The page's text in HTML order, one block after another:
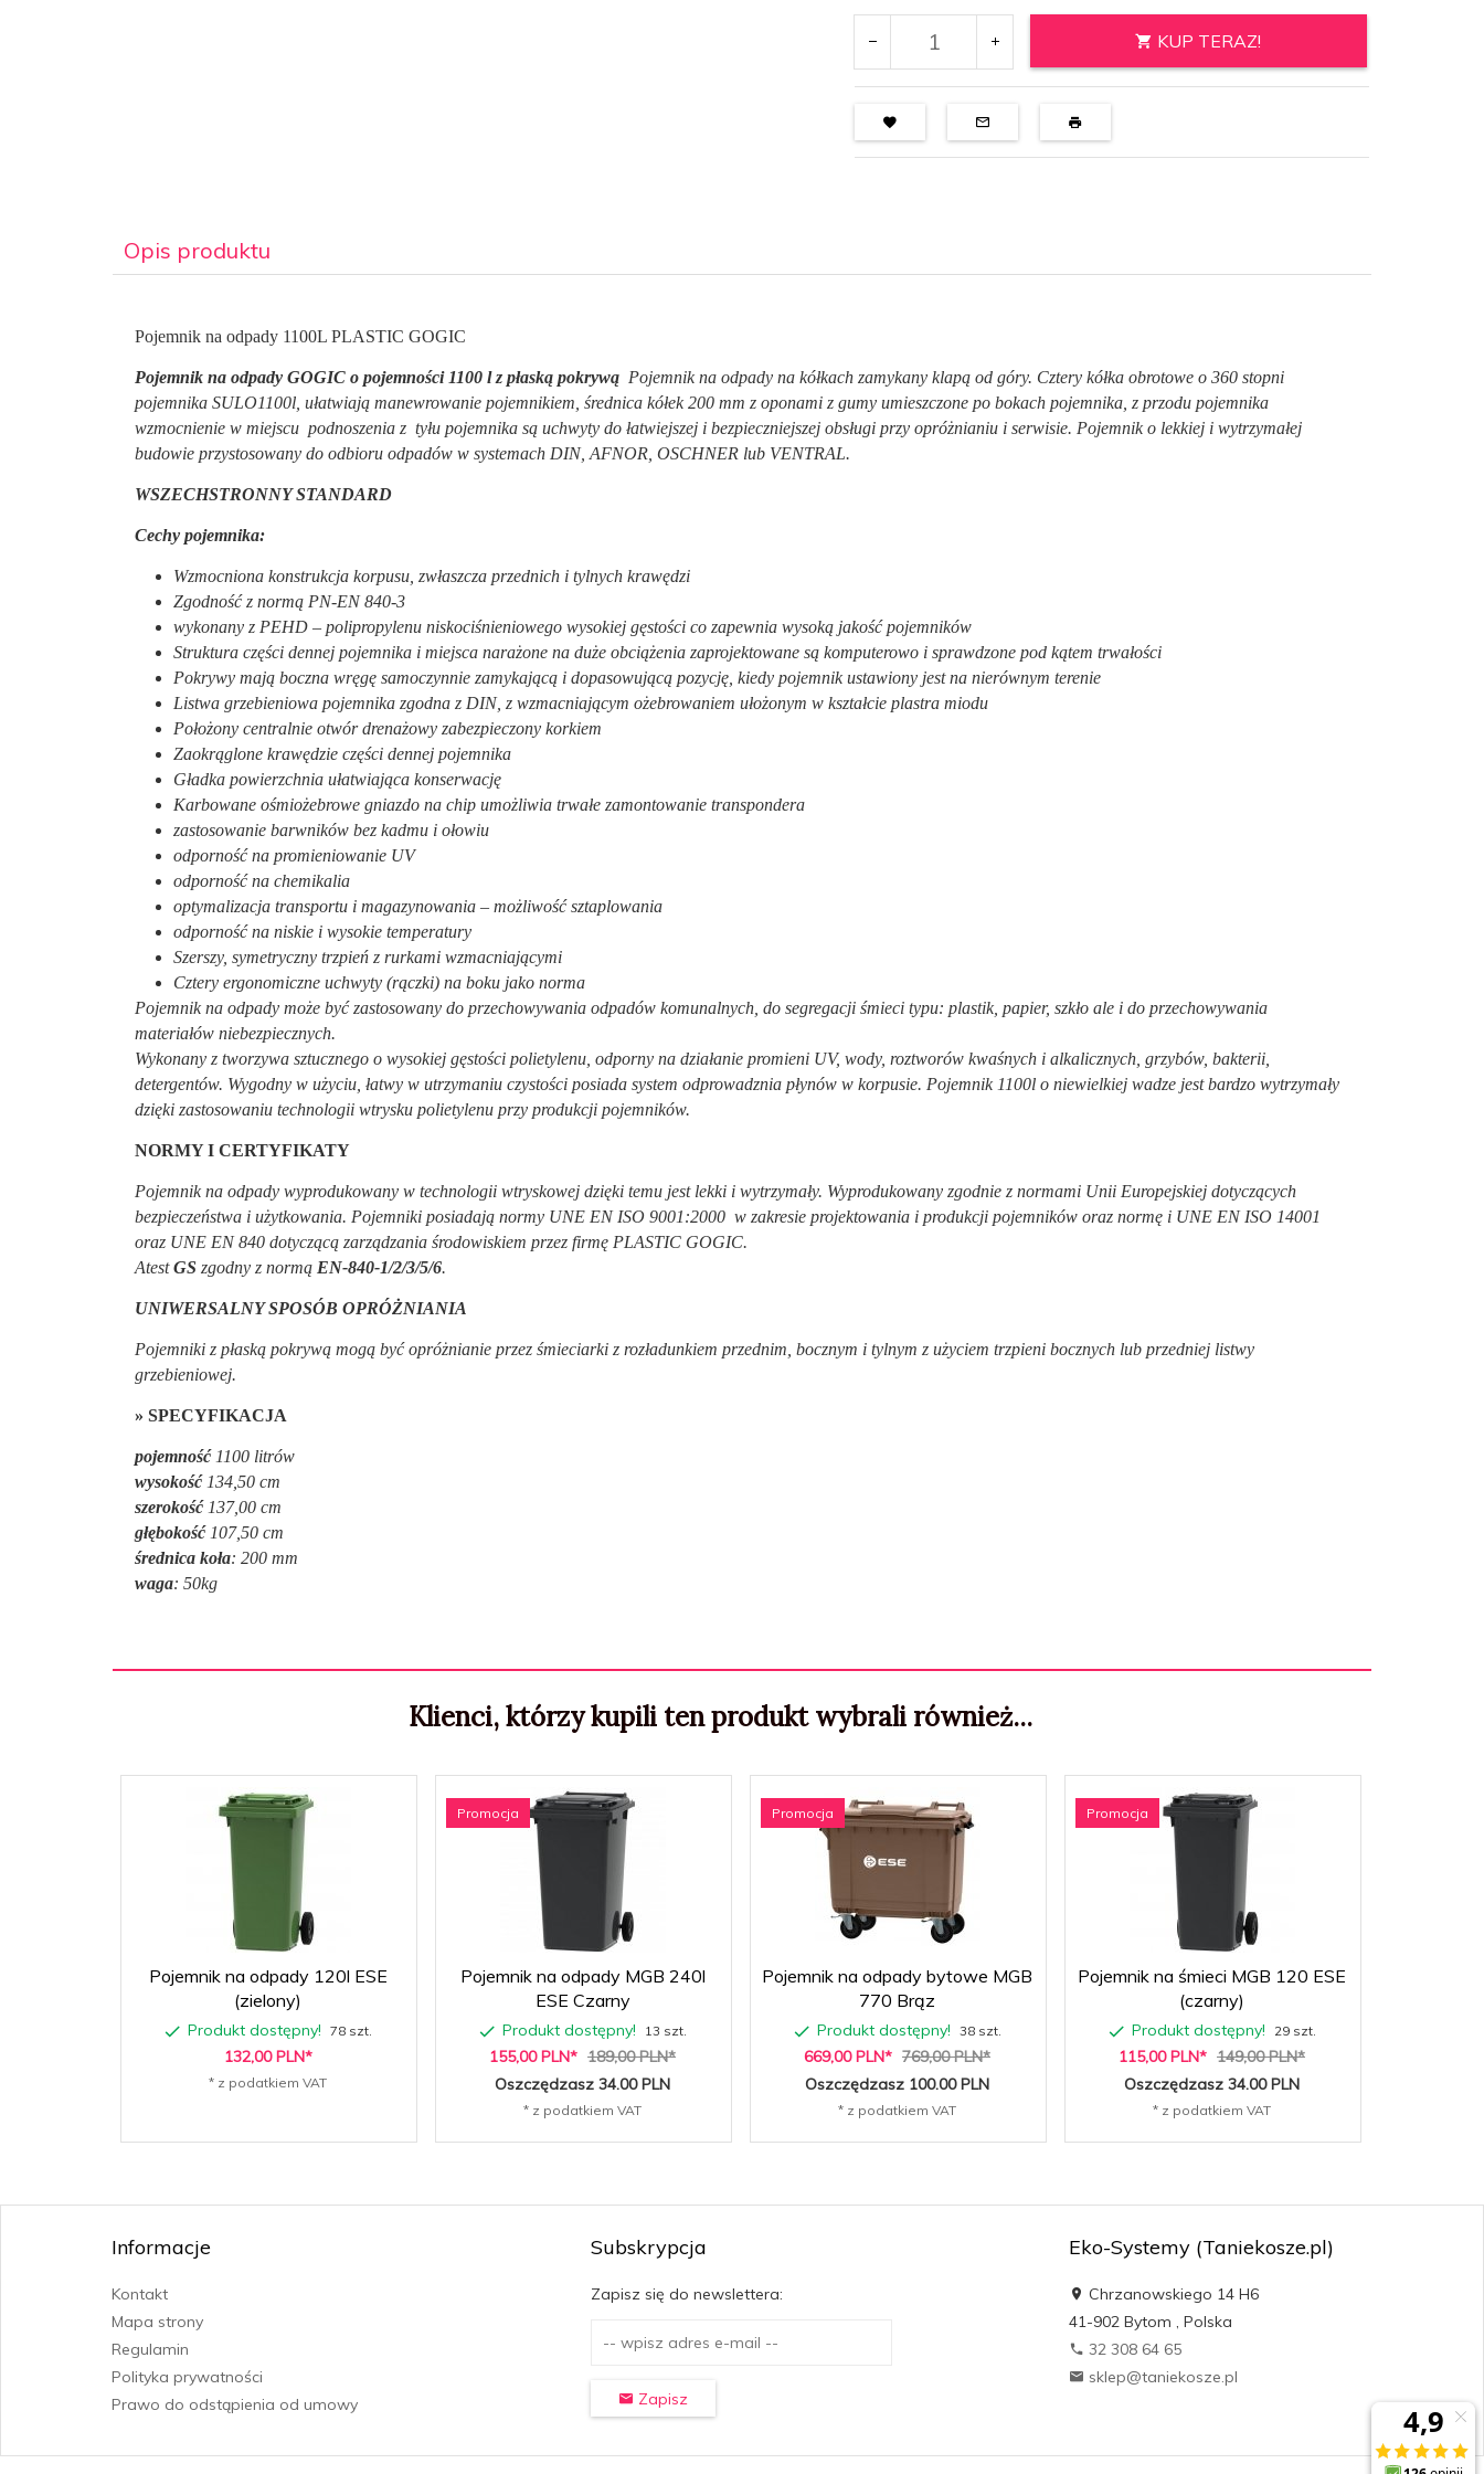
KUP TERAZ!
Opis produktu
Pojemnik na odpady 1100L PLASTIC GOGIC
Pojemnik na odpady GOGIC o pojemności 1100 l z płaską pokrywą Pojemnik na odpady na kółkach zamykany klapą od góry. Cztery kółka obrotowe o 360 stopni
pojemnika SULO1100l, ułatwiają manewrowanie pojemnikiem, średnica kółek 200 mm z oponami z gumy umieszczone po bokach pojemnika, z przodu pojemnika
wzmocnienie w miejscu podnoszenia z tyłu pojemnika są uchwyty do łatwiejszej i bezpieczniejszej obsługi przy opróżnianiu i serwisie. Pojemnik o lekkiej i wytrzymałej
budowie przystosowany do odbioru odpadów w systemach DIN, AFNOR, OSCHNER lub VENTRAL.
WSZECHSTRONNY STANDARD
Cechy pojemnika:
Wzmocniona konstrukcja korpusu, zwłaszcza przednich i tylnych krawędzi
Zgodność z normą PN-EN 840-3
wykonany z PEHD – polipropylenu niskociśnieniowego wysokiej gęstości co zapewnia wysoką jakość pojemników
Struktura części dennej pojemnika i miejsca narażone na duże obciążenia zaprojektowane są komputerowo i sprawdzone pod kątem trwałości
Pokrywy mają boczna wręgę samoczynnie zamykającą i dopasowującą pozycję, kiedy pojemnik ustawiony jest na nierównym terenie
Listwa grzebieniowa pojemnika zgodna z DIN, z wzmacniającym ożebrowaniem ułożonym w kształcie plastra miodu
Położony centralnie otwór drenażowy zabezpieczony korkiem
Zaokrąglone krawędzie części dennej pojemnika
Gładka powierzchnia ułatwiająca konserwację
Karbowane ośmiożebrowe gniazdo na chip umożliwia trwałe zamontowanie transpondera
zastosowanie barwników bez kadmu i ołowiu
odporność na promieniowanie UV
odporność na chemikalia
optymalizacja transportu i magazynowania – możliwość sztaplowania
odporność na niskie i wysokie temperatury
Szerszy, symetryczny trzpień z rurkami wzmacniającymi
Cztery ergonomiczne uchwyty (rączki) na boku jako norma
Pojemnik na odpady może być zastosowany do przechowywania odpadów komunalnych, do segregacji śmieci typu: plastik, papier, szkło ale i do przechowywania
materiałów niebezpiecznych.
Wykonany z tworzywa sztucznego o wysokiej gęstości polietylenu, odporny na działanie promieni UV, wody, roztworów kwaśnych i alkalicznych, grzybów, bakterii,
detergentów. Wygodny w użyciu, łatwy w utrzymaniu czystości posiada system odprowadznia płynów w korpusie. Pojemnik 1100l o niewielkiej wadze jest bardzo wytrzymały
dzięki zastosowaniu technologii wtrysku polietylenu przy produkcji pojemników.
NORMY I CERTYFIKATY
Pojemnik na odpady wyprodukowany w technologii wtryskowej dzięki temu jest lekki i wytrzymały. Wyprodukowany zgodnie z normami Unii Europejskiej dotyczących
bezpieczeństwa i użytkowania. Pojemniki posiadają normy UNE EN ISO 9001:2000 w zakresie projektowania i produkcji pojemników oraz normę i UNE EN ISO 14001
oraz UNE EN 840 dotyczącą zarządzania środowiskiem przez firmę PLASTIC GOGIC.
AtestGS zgodny z normą EN-840-1/2/3/5/6.
UNIWERSALNY SPOSÓB OPRÓŻNIANIA
Pojemniki z płaską pokrywą mogą być opróżnianie przez śmieciarki z rozładunkiem przednim, bocznym i tylnym z użyciem trzpieni bocznych lub przedniej listwy
grzebieniowej.
» SPECYFIKACJA
pojemność1100 litrów
wysokość134,50 cm
szerokość137,00 cm
głębokość107,50 cm
średnica koła: 200 mm
waga: 50kg
Klienci, którzy kupili ten produkt wybrali również...
Pojemnik na odpady 120l ESE
(zielony)
Produkt dostępny! 78 szt.
132,00 PLN*
* z podatkiem VAT
Promocja
Pojemnik na odpady MGB 240l
ESE Czarny
Produkt dostępny! 13 szt.
155,00 PLN* 189,00 PLN*
Oszczędzasz 34.00 PLN
* z podatkiem VAT
Promocja
Pojemnik na odpady bytowe MGB
770 Brąz
Produkt dostępny! 38 szt.
669,00 PLN* 769,00 PLN*
Oszczędzasz 100.00 PLN
* z podatkiem VAT
Promocja
Pojemnik na śmieci MGB 120 ESE
(czarny)
Produkt dostępny! 29 szt.
115,00 PLN* 149,00 PLN*
Oszczędzasz 34.00 PLN
* z podatkiem VAT
Informacje
Kontakt
Mapa strony
Regulamin
Polityka prywatności
Prawo do odstąpienia od umowy
Subskrypcja
Zapisz się do newslettera:
Zapisz
Eko-Systemy (Taniekosze.pl)
Chrzanowskiego 14 H6
41-902 Bytom , Polska
32 308 64 65
sklep@taniekosze.pl